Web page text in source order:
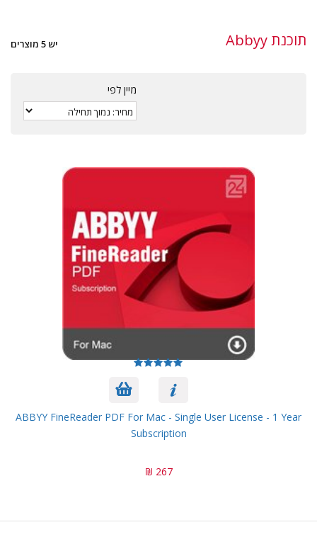
תוכנת Abbyy יש 5 מוצרים
מיין לפי
ABBYY FineReader PDF For Mac - Single User License - 1 Year
Subscription
267 ₪